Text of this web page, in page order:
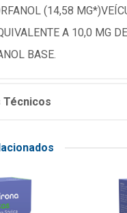
(14,58
A 10,0 MG DE
BASE.
Técnicos